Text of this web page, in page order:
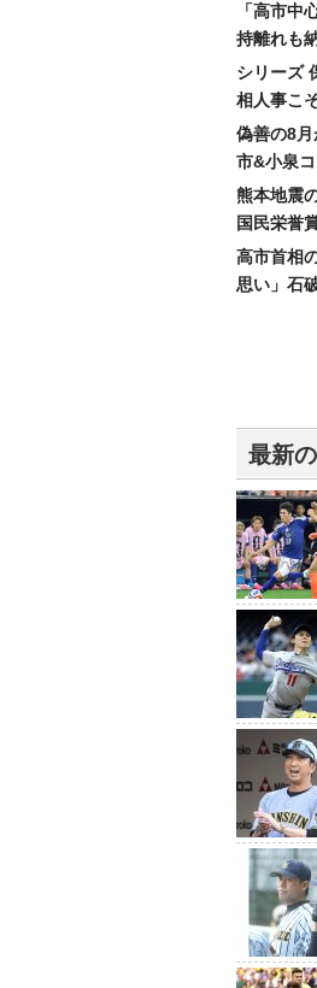
「高市
持離れも
シリーズ
相人事こ
偽善の8
市&小泉
熊本地震
国民栄誉
高市首相
思い」石
最新